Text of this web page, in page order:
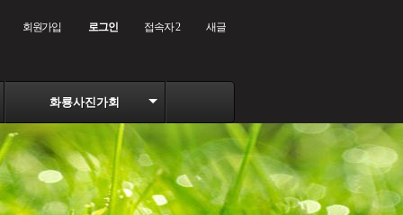
회원가입 로그인 접속자 2 새글
화룡사진가회